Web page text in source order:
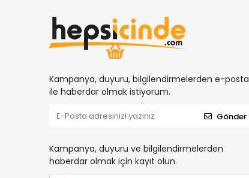
Kampanya, duyuru, bilgilendirmelerden e-posta
ile haberdar olmak istiyorum.
Gönder
Kampanya, duyuru ve bilgilendirmelerden
haberdar olmak için kayıt olun.